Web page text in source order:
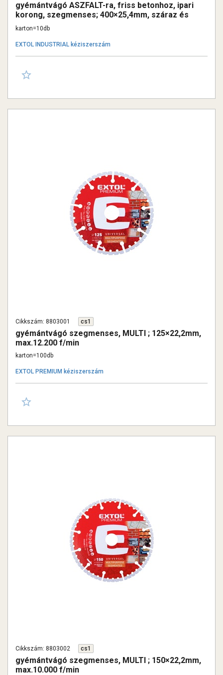
gyémántvágó ASZFALT-ra, friss betonhoz, ipari
korong, szegmenses; 400×25,4mm, száraz és
vizes vágásra
karton=10db
EXTOL INDUSTRIAL kéziszerszám
Cikkszám: 8803001 cs1
gyémántvágó szegmenses, MULTI ; 125×22,2mm,
max.12.200 f/min
karton=100db
EXTOL PREMIUM kéziszerszám
Cikkszám: 8803002 cs1
gyémántvágó szegmenses, MULTI ; 150×22,2mm,
max.10.000 f/min